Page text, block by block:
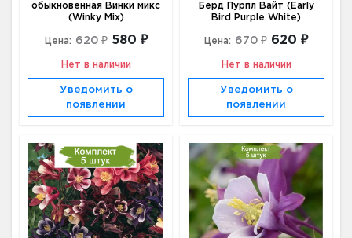
обыкновенная Винки микс
(Winky Mix)
Цена: 620 ₽ 580 ₽
Нет в наличии
Уведомить о
появлении
Берд Пурпл Вайт (Early
Bird Purple White)
Цена: 670 ₽ 620 ₽
Нет в наличии
Уведомить о
появлении